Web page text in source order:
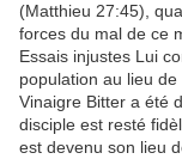
(Matthieu 27:45) ,
forces du mal de ce
Essais injustes Lui
population au lieu de
Vinaigre Bitter a été
disciple est resté
est devenu son lieu